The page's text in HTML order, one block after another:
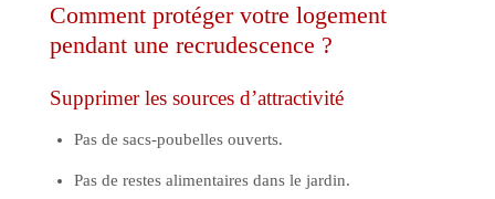
Comment protéger votre logement
pendant une recrudescence ?
Supprimer les sources d’attractivité
Pas de sacs-poubelles ouverts.
Pas de restes alimentaires dans le jardin.